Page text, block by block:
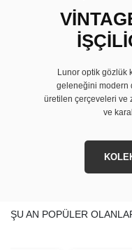
Lunor optik gözlük
geleneğini modern
üretilen çerçeveleri ve
ve
ŞU AN POPÜLER